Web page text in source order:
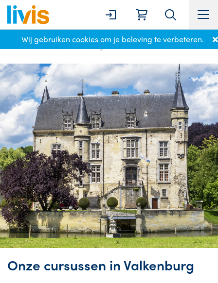
Wij gebruiken cookiesom je beleving te verbeteren.
Locaties Valkenburg
Onze cursussen in Valkenburg